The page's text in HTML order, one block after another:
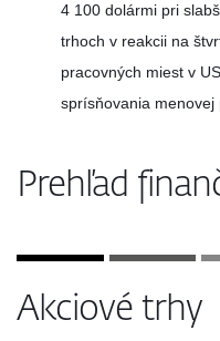
4 100 dolármi pri
trhoch v reakcii na
pracovných miest v
sprísňovania menovej
Prehľad
Akciové trhy